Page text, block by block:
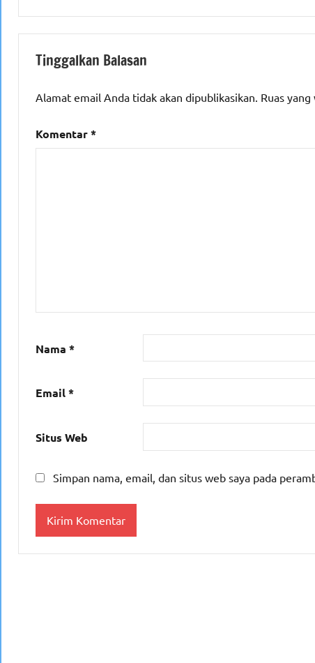
Tinggalkan Balasan
Alamat email Anda tidak akan dipublikasikan. Ruas
Komentar*
Nama *
Email*
Situs Web
Simpan nama, email, dan situs web saya pada